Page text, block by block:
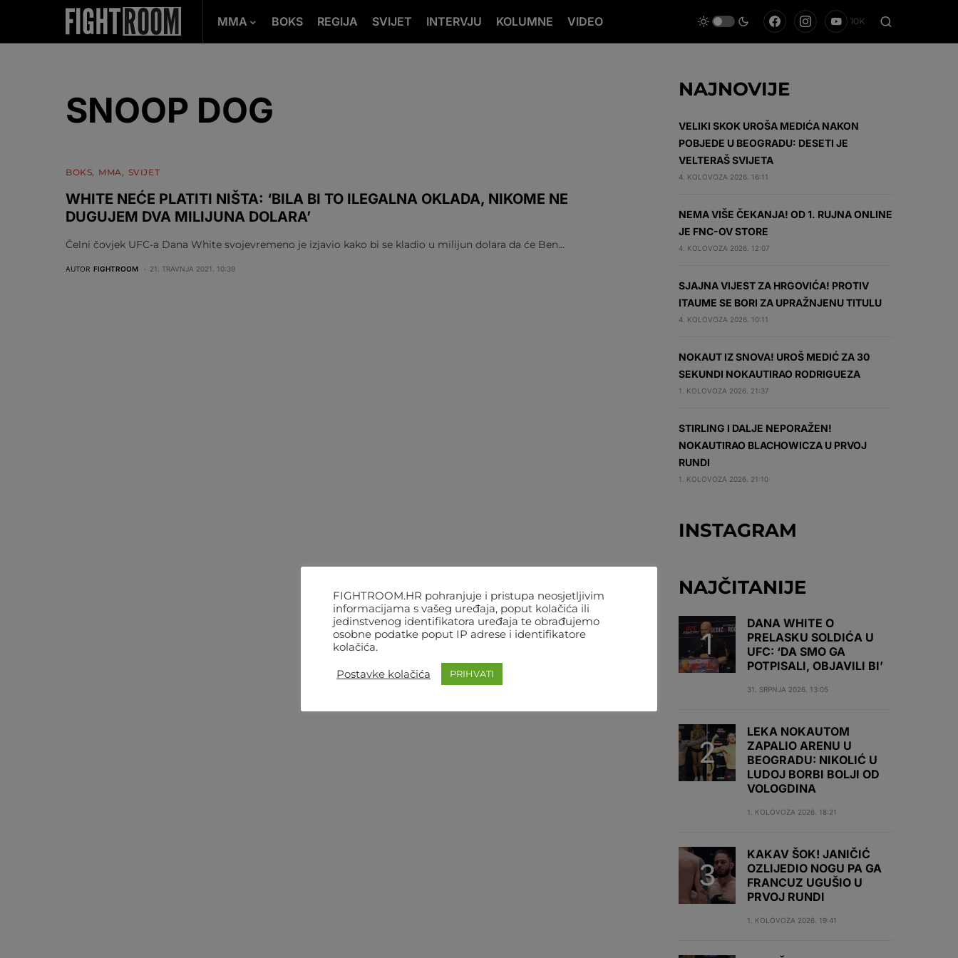
MMA BOKS REGIJA SVIJET INTERVJU KOLUMNE VIDEO 10K
SNOOP DOG
BOKS MMA SVIJET
WHITE NEĆE PLATITI NIŠTA: ‘BILA BI TO ILEGALNA OKLADA, NIKOME NE
DUGUJEM DVA MILIJUNA DOLARA’
Čelni čovjek UFC-a Dana White svojevremeno je izjavio kako bi se kladio u milijun dolara da će Ben…
AUTOR FIGHTROOM 21. TRAVNJA 2021. 10:39
NAJNOVIJE
VELIKI SKOK UROŠA MEDIĆA NAKON
POBJEDE U BEOGRADU: DESETI JE
VELTERAŠ SVIJETA
4. KOLOVOZA 2026. 16:11
NEMA VIŠE ČEKANJA! OD 1. RUJNA ONLINE
JE FNC-OV STORE
4. KOLOVOZA 2026. 12:07
SJAJNA VIJEST ZA HRGOVIĆA! PROTIV
ITAUME SE BORI ZA UPRAŽNJENU TITULU
4. KOLOVOZA 2026. 10:11
NOKAUT IZ SNOVA! UROŠ MEDIĆ ZA 30
SEKUNDI NOKAUTIRAO RODRIGUEZA
1. KOLOVOZA 2026. 21:37
STIRLING I DALJE NEPORAŽEN!
NOKAUTIRAO BLACHOWICZA U PRVOJ
RUNDI
1. KOLOVOZA 2026. 21:10
INSTAGRAM
NAJČITANIJE
DANA WHITE O
PRELASKU SOLDIĆA U
UFC: ‘DA SMO GA
POTPISALI, OBJAVILI BI’
31. SRPNJA 2026. 13:05
LEKA NOKAUTOM
ZAPALIO ARENU U
BEOGRADU: NIKOLIĆ U
LUDOJ BORBI BOLJI OD
VOLOGDINA
1. KOLOVOZA 2026. 18:21
KAKAV ŠOK! JANIČIĆ
OZLIJEDIO NOGU PA GA
FRANCUZ UGUŠIO U
PRVOJ RUNDI
1. KOLOVOZA 2026. 19:41
FIGHTROOM.HR pohranjuje i pristupa neosjetljivim
informacijama s vašeg uređaja, poput kolačića ili
jedinstvenog identifikatora uređaja te obrađujemo
osobne podatke poput IP adrese i identifikatore
kolačića.
Postavke kolačića PRIHVATI